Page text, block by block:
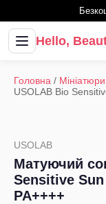
Hello,
Головна /
USOLAB Bio
USOLAB
Матуючий
Sensitive
PA++++